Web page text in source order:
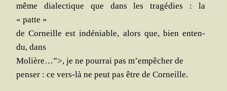
même dia­lec­tique que dans les tra­gé­dies : la
« patte »
de Cor­neille est indé­niable, alors que, bien enten­
du, dans
Molière…”>, je ne pour­rai pas m’empêcher de
pen­ser : ce vers-là ne peut pas être de Corneille.